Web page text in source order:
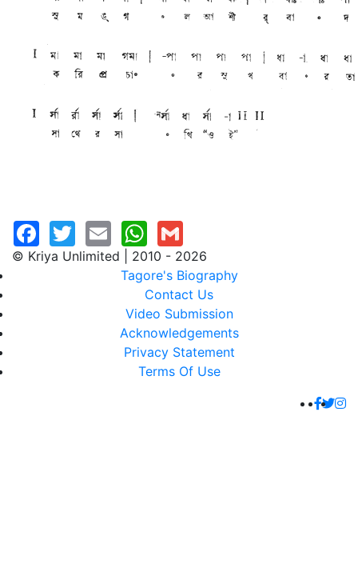
© Kriya Unlimited | 2010 - 2026
Tagore's Biography
Contact Us
Video Submission
Acknowledgements
Privacy Statement
Terms Of Use